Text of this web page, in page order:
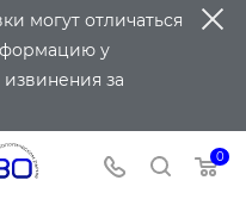
могут отличаться
у
за
0